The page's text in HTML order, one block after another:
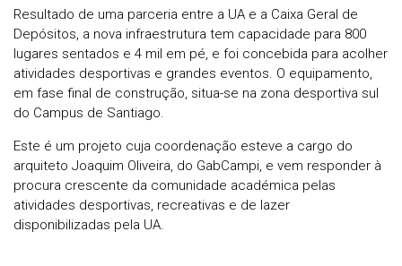
Resultado de uma parceria entre a UA e a Caixa Geral de
Depósitos, a nova infraestrutura tem capacidade para 800
lugares sentados e 4 mil em pé, e foi concebida para acolher
atividades desportivas e grandes eventos. O equipamento,
em fase final de construção, situa-se na zona desportiva sul
do Campus de Santiago.
Este é um projeto cuja coordenação esteve a cargo do
arquiteto Joaquim Oliveira, do GabCampi, e vem responder à
procura crescente da comunidade académica pelas
atividades desportivas, recreativas e de lazer
disponibilizadas pela UA.